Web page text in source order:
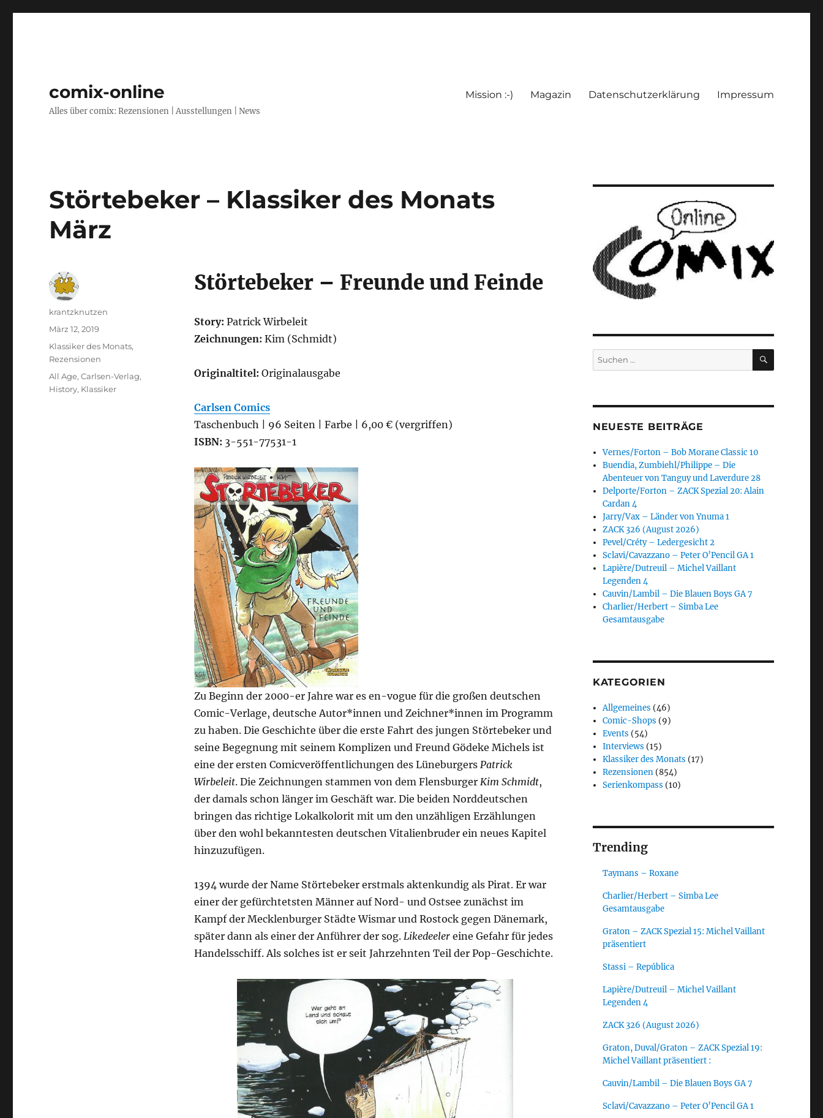
comix-online
Alles über comix: Rezensionen | Ausstellungen | News
Mission :-) Magazin Datenschutzerklärung Impressum
Störtebeker – Klassiker des Monats
März
Störtebeker – Freunde und Feinde
Story: Patrick Wirbeleit
Zeichnungen: Kim (Schmidt)
Originaltitel: Originalausgabe
Carlsen Comics
Taschenbuch | 96 Seiten | Farbe | 6,00 € (vergriffen)
ISBN: 3-551-77531-1
Zu Beginn der 2000-er Jahre war es en-vogue für die großen deutschen
Comic-Verlage, deutsche Autor*innen und Zeichner*innen im Programm
zu haben. Die Geschichte über die erste Fahrt des jungen Störtebeker und
seine Begegnung mit seinem Komplizen und Freund Gödeke Michels ist
eine der ersten Comicveröffentlichungen des Lüneburgers Patrick
Wirbeleit. Die Zeichnungen stammen von dem Flensburger Kim Schmidt,
der damals schon länger im Geschäft war. Die beiden Norddeutschen
bringen das richtige Lokalkolorit mit um den unzähligen Erzählungen
über den wohl bekanntesten deutschen Vitalienbruder ein neues Kapitel
hinzuzufügen.
1394 wurde der Name Störtebeker erstmals aktenkundig als Pirat. Er war
einer der gefürchtetsten Männer auf Nord- und Ostsee zunächst im
Kampf der Mecklenburger Städte Wismar und Rostock gegen Dänemark,
später dann als einer der Anführer der sog. Likedeelereine Gefahr für jedes
Handelsschiff. Als solches ist er seit Jahrzehnten Teil der Pop-Geschichte.
Autor
krantzknutzen
Veröffentlicht
am
März 12, 2019
Kategorien
Klassiker des Monats,
Rezensionen
Schlagwörter
All Age,Carlsen-Verlag,
History, Klassiker
Suchen
nach:
SUCHEN
NEUESTE BEITRÄGE
Vernes/Forton – Bob Morane Classic 10
Buendia, Zumbiehl/Philippe – Die
Abenteuer von Tanguy und Laverdure 28
Delporte/Forton – ZACK Spezial 20: Alain
Cardan 4
Jarry/Vax – Länder von Ynuma 1
ZACK 326 (August 2026)
Pevel/Créty – Ledergesicht 2
Sclavi/Cavazzano – Peter O’Pencil GA 1
Lapière/Dutreuil – Michel Vaillant
Legenden 4
Cauvin/Lambil – Die Blauen Boys GA 7
Charlier/Herbert – Simba Lee
Gesamtausgabe
KATEGORIEN
Allgemeines (46)
Comic-Shops (9)
Events (54)
Interviews (15)
Klassiker des Monats (17)
Rezensionen (854)
Serienkompass (10)
Trending
Taymans – Roxane
Charlier/Herbert – Simba Lee
Gesamtausgabe
Graton – ZACK Spezial 15: Michel Vaillant
präsentiert
Stassi – República
Lapière/Dutreuil – Michel Vaillant
Legenden 4
ZACK 326 (August 2026)
Graton, Duval/Graton – ZACK Spezial 19:
Michel Vaillant präsentiert :
Cauvin/Lambil – Die Blauen Boys GA 7
Sclavi/Cavazzano – Peter O’Pencil GA 1